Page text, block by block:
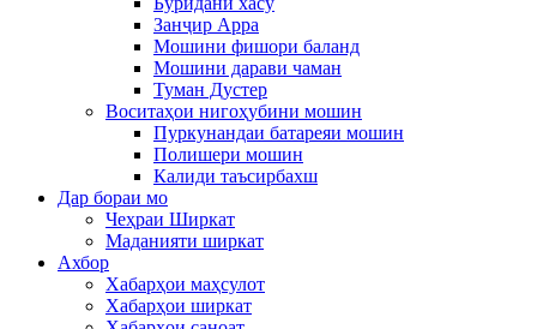
Занҷир Арра
Мошини фишори баланд
Мошини дарави чаман
Туман Дустер
Воситаҳои нигоҳубини мошин
Пуркунандаи батареяи мошин
Полишери мошин
Калиди таъсирбахш
Дар бораи мо
Чеҳраи Ширкат
Маданияти ширкат
Ахбор
Хабарҳои маҳсулот
Хабарҳои ширкат